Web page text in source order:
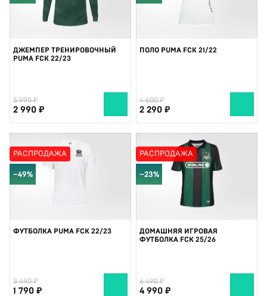
ДЖЕМПЕР ТРЕНИРОВОЧНЫЙ
PUMA FCK 22/23
5 990
2 990
ПОЛО PUMA FCK 21/22
4 600
2 290
РАСПРОДАЖА
−49%
ФУТБОЛКА PUMA FCK 22/23
3 490
1 790
РАСПРОДАЖА
−23%
ДОМАШНЯЯ ИГРОВАЯ
ФУТБОЛКА FCK 25/26
6 490
4 990